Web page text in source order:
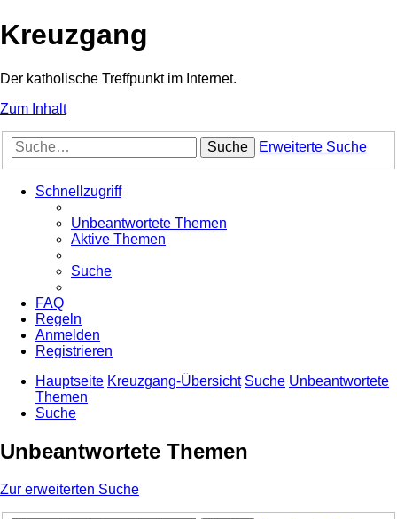
Kreuzgang
Der katholische Treffpunkt im Internet.
Zum Inhalt
Suche Erweiterte Suche
Schnellzugriff
Unbeantwortete Themen
Aktive Themen
Suche
FAQ
Regeln
Anmelden
Registrieren
Hauptseite Kreuzgang-Übersicht Suche Unbeantwortete
Themen
Suche
Unbeantwortete Themen
Zur erweiterten Suche